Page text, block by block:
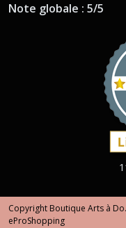
Note globale : 5/5
Copyright Boutique Arts à
eProShopping